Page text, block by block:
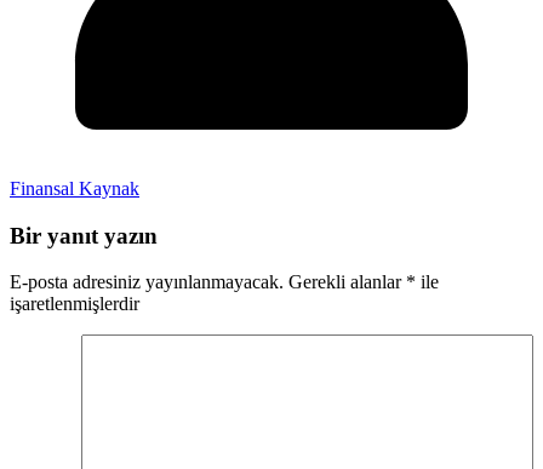
Finansal Kaynak
Bir yanıt yazın
E-posta adresiniz yayınlanmayacak. Gerekli alanlar * ile
işaretlenmişlerdir